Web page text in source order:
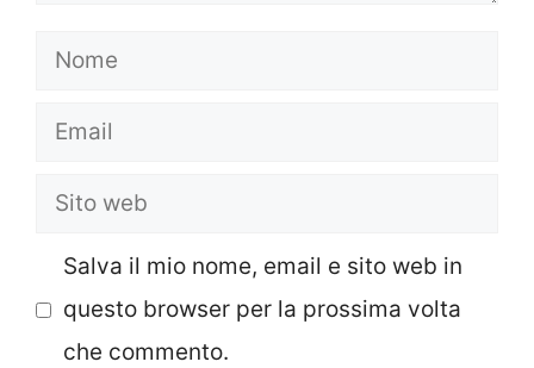
Nome
Email
Sito
Salva il mio nome, email e sito web in
questo browser per la prossima volta
che commento.